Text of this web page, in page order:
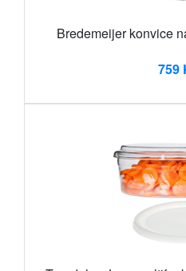
Bredemeijer konvice
759